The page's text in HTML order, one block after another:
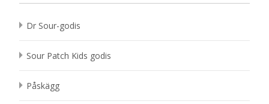
Dr Sour-godis
Sour Patch Kids godis
Påskägg